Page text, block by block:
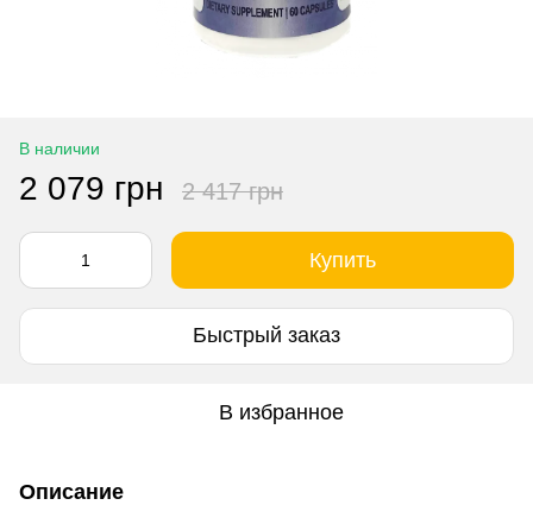
В наличии
2 079 грн 2 417 грн
Купить
Быстрый заказ
В избранное
Описание